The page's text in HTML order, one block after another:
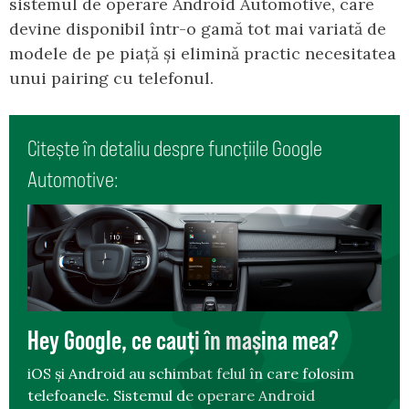
sistemul de operare Android Automotive, care
devine disponibil într-o gamă tot mai variată de
modele de pe piață și elimină practic necesitatea
unui pairing cu telefonul.
Citește în detaliu despre funcțiile Google
Automotive:
Hey Google, ce cauți în mașina mea?
iOS și Android au schimbat felul în care folosim
telefoanele. Sistemul de operare Android